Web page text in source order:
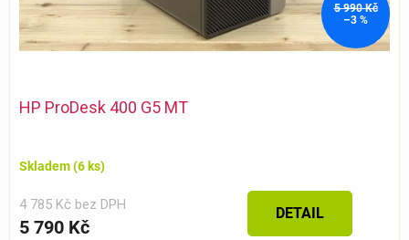
5 990 Kč
–3 %
HP ProDesk 400 G5 MT
Skladem(6 ks)
4 785 Kč bez DPH
5 790 Kč
DETAIL